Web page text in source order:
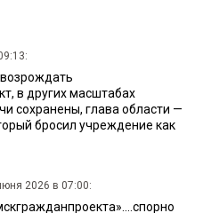
в других масштабах
сохранены, глава области —
бросил учреждение как
2026 в 07:00: